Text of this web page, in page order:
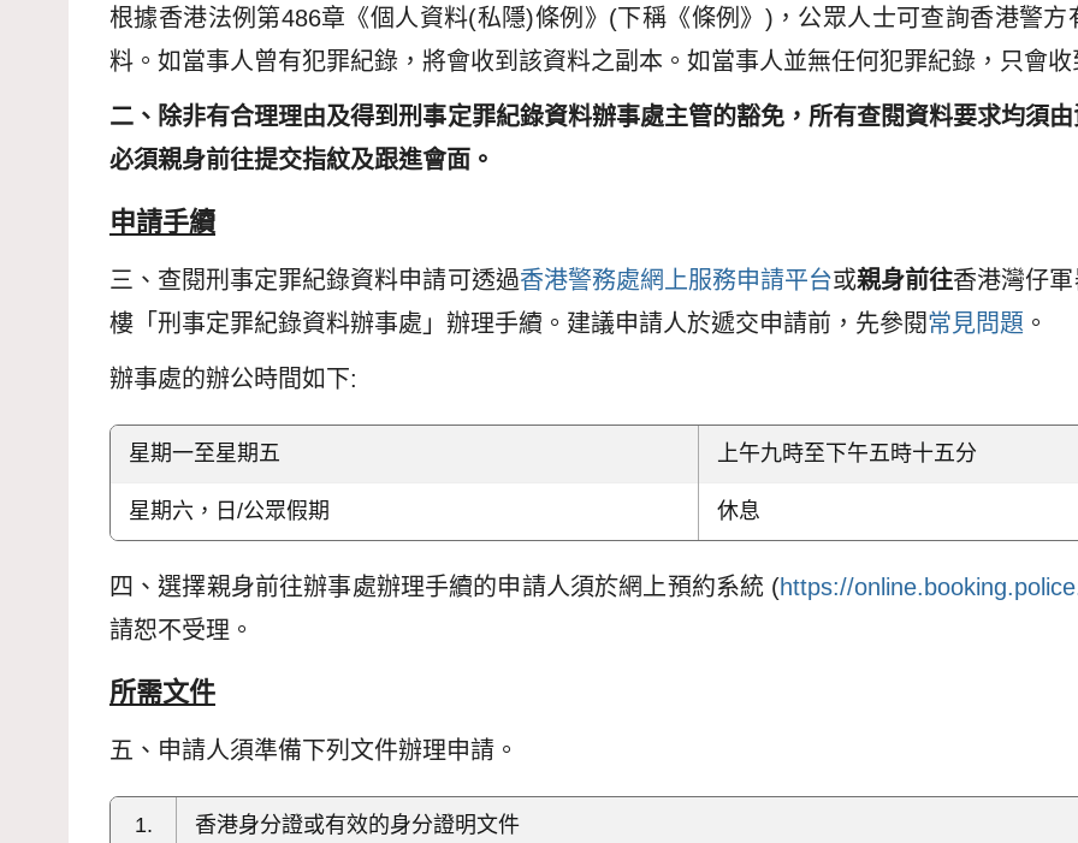
根據香港法例第486章《個人資料(私隱)條例》(下稱《條例》)，公眾人士可查詢香港警
料。如當事人曾有犯罪紀錄，將會收到該資料之副本。如當事人並無任何犯罪紀錄，只會收
二、除非有合理理由及得到刑事定罪紀錄資料辦事處主管的豁免，所有查閱資料要求均須
必須親身前往提交指紋及跟進會面。
申請手續
三、查閱刑事定罪紀錄資料申請可透過香港警務處網上服務申請平台或親身前往香港灣仔
樓「刑事定罪紀錄資料辦事處」辦理手續。建議申請人於遞交申請前，先參閱常見問題 。
辦事處的辦公時間如下:
星期一至星期五 上午九時至下午五時十五分
星期六，日/公眾假期 休息
四、選擇親身前往辦事處辦理手續的申請人須於網上預約系統 (https://
請恕不受理。
所需文件
五、申請人須準備下列文件辦理申請。
1. 香港身分證或有效的身分證明文件